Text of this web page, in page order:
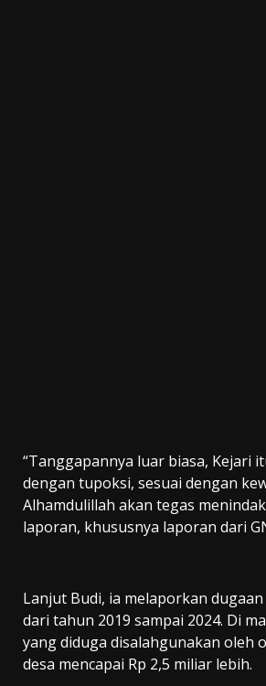
“Tanggapannya luar biasa, Kejari
dengan tupoksi, sesuai dengan
Alhamdulillah akan tegas
laporan, khususnya laporan dari
Lanjut Budi, ia melaporkan
dari tahun 2019 sampai 2024. Di
yang diduga disalahgunakan oleh
desa mencapai Rp 2,5 miliar lebih.